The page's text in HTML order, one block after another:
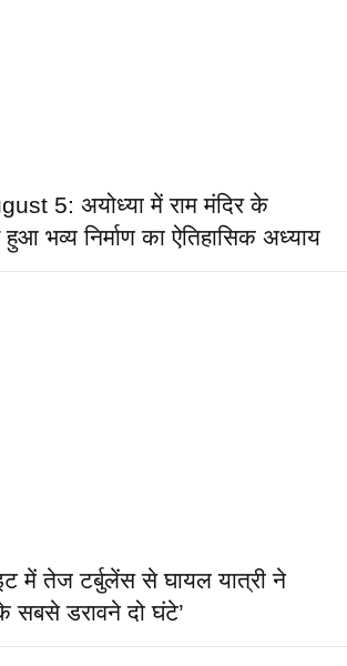
5: अयोध्या में राम मंदिर के
भव्य निर्माण का ऐतिहासिक अध्याय
में तेज टर्बुलेंस से घायल यात्री ने
सबसे डरावने दो घंटे’